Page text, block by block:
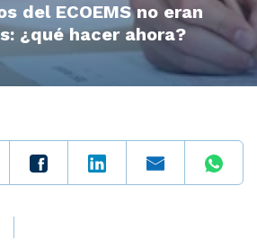
del ECOEMS no eran
¿qué hacer ahora?